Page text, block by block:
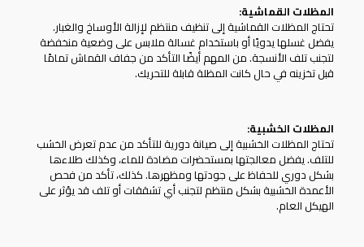
المظلات القماشية:
تحتاج المظلات القماشية إلى تنظيف منتظم لإزالة الأوساخ والغبار.
يفضل غسلها يدويًا أو باستخدام غسالة ملابس على وضعية منخفضة
لتجنب تلف الأنسجة. من المهم أيضًا التأكد من جفاف القماش تمامًا
قبل تخزينه في حال كانت المظلة قابلة للتحريك.
المظلات الخشبية:
تحتاج المظلات الخشبية إلى صيانة دورية للتأكد من عدم تعرض الخشب
للتلف. يفضل معالجتها بمستحضرات مضادة للماء، وكذلك طلاءها
بشكل دوري للحفاظ على جودتها ومظهرها. كذلك، تأكد من فحص
الأعمدة الخشبية بشكل منتظم لتجنب أي تشققات أو تلف قد يؤثر على
الهيكل العام.